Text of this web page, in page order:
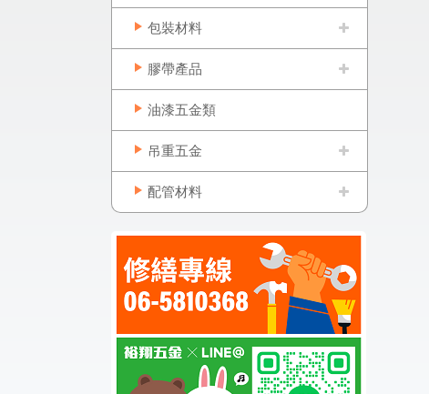
包裝材料
膠帶產品
油漆五金類
吊重五金
配管材料